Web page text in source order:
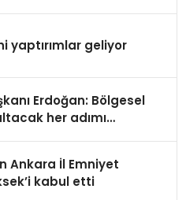
yaptırımlar geliyor
Erdoğan: Bölgesel
her adımı
Ankara İl Emniyet
kabul etti